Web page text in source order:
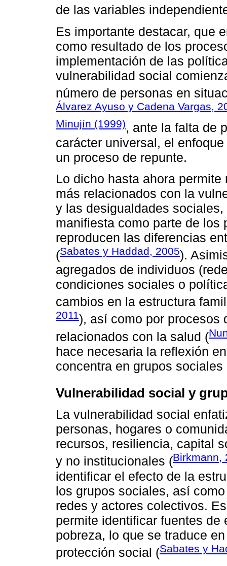
de las variables
Es importante destacar, que
como resultado de los
implementación de las
vulnerabilidad social
número de personas en
Álvarez Ayuso y Cadena Vargas,
Minujín (1999), ante la falta de
carácter universal, el
un proceso de repunte.
Lo dicho hasta ahora
más relacionados con la
y las desigualdades
manifiesta como parte de los
reproducen las diferencias
(Sabates y Haddad, 2005).
agregados de individuos
condiciones sociales o
cambios en la estructura
2011), así como por procesos
relacionados con la salud (
hace necesaria la reflexión
concentra en grupos
Vulnerabilidad social y
La vulnerabilidad social
personas, hogares o
recursos, resiliencia, capital
y no institucionales (Birkmann,
identificar el efecto de la
los grupos sociales, así
redes y actores colectivos.
permite identificar fuentes
pobreza, lo que se traduce
protección social (Sabates y